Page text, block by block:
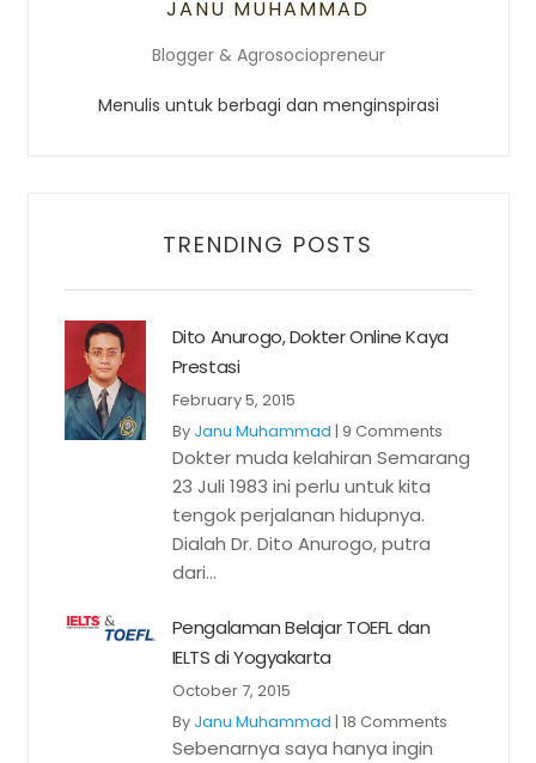
JANU MUHAMMAD
Blogger & Agrosociopreneur
Menulis untuk berbagi dan menginspirasi
TRENDING POSTS
Dito Anurogo, Dokter Online Kaya
Prestasi
February 5, 2015
By Janu Muhammad | 9 Comments
Dokter muda kelahiran Semarang
23 Juli 1983 ini perlu untuk kita
tengok perjalanan hidupnya.
Dialah Dr. Dito Anurogo, putra
dari...
Pengalaman Belajar TOEFL dan
IELTS di Yogyakarta
October 7, 2015
By Janu Muhammad | 18 Comments
Sebenarnya saya hanya ingin